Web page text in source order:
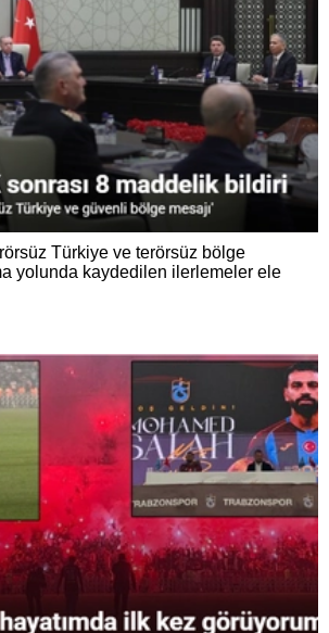
Türkiye ve terörsüz bölge
yolunda kaydedilen ilerlemeler ele